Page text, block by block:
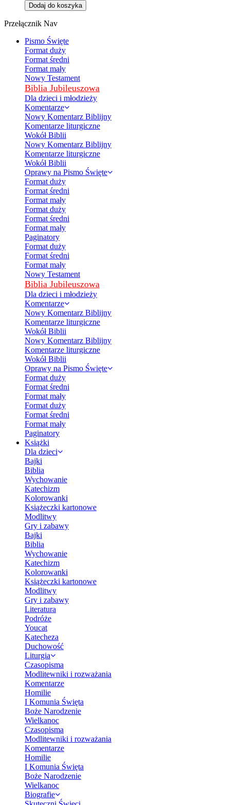
Dodaj do koszyka
Przełącznik Nav
Pismo Święte
Format duży
Format średni
Format mały
Nowy Testament
Biblia Jubileuszowa
Dla dzieci i młodzieży
Komentarze
Nowy Komentarz Biblijny
Komentarze liturgiczne
Wokół Biblii
Nowy Komentarz Biblijny
Komentarze liturgiczne
Wokół Biblii
Oprawy na Pismo Święte
Format duży
Format średni
Format mały
Format duży
Format średni
Format mały
Paginatory
Format duży
Format średni
Format mały
Nowy Testament
Biblia Jubileuszowa
Dla dzieci i młodzieży
Komentarze
Nowy Komentarz Biblijny
Komentarze liturgiczne
Wokół Biblii
Nowy Komentarz Biblijny
Komentarze liturgiczne
Wokół Biblii
Oprawy na Pismo Święte
Format duży
Format średni
Format mały
Format duży
Format średni
Format mały
Paginatory
Książki
Dla dzieci
Bajki
Biblia
Wychowanie
Katechizm
Kolorowanki
Książeczki kartonowe
Modlitwy
Gry i zabawy
Bajki
Biblia
Wychowanie
Katechizm
Kolorowanki
Książeczki kartonowe
Modlitwy
Gry i zabawy
Literatura
Podróże
Youcat
Katecheza
Duchowość
Liturgia
Czasopisma
Modlitewniki i rozważania
Komentarze
Homilie
I Komunia Święta
Boże Narodzenie
Wielkanoc
Czasopisma
Modlitewniki i rozważania
Komentarze
Homilie
I Komunia Święta
Boże Narodzenie
Wielkanoc
Biografie